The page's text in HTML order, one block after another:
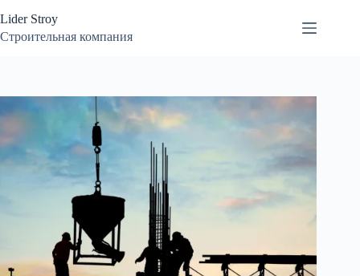
к
сути
Lider Stroy
Строительная компания